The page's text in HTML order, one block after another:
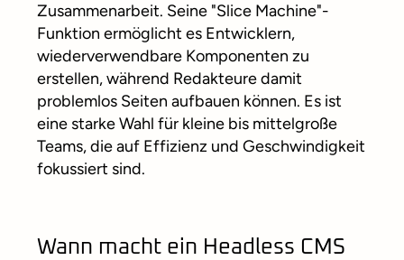
Zusammenarbeit. Seine "Slice Machine"-
Funktion ermöglicht es Entwicklern,
wiederverwendbare Komponenten zu
erstellen, während Redakteure damit
problemlos Seiten aufbauen können. Es ist
eine starke Wahl für kleine bis mittelgroße
Teams, die auf Effizienz und Geschwindigkeit
fokussiert sind.
Wann macht ein Headless CMS